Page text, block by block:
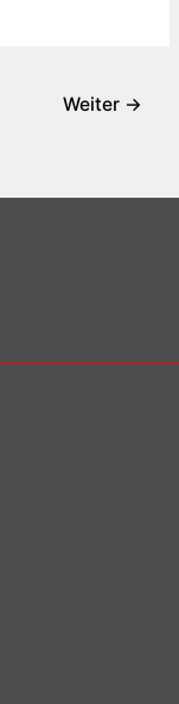
Weiter →